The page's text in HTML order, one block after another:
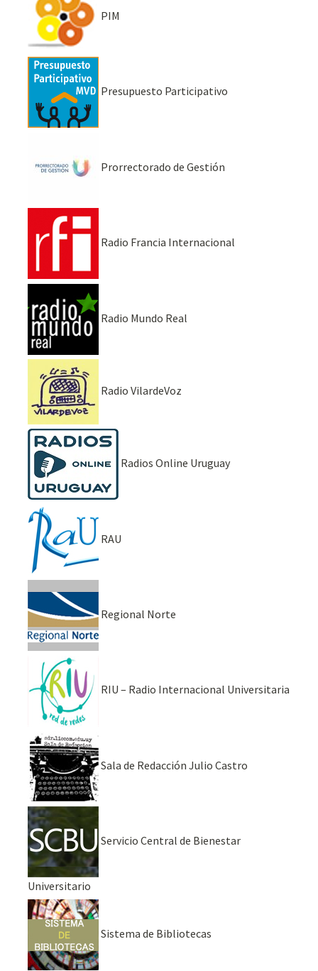
PIM
Presupuesto Participativo
Prorrectorado de Gestión
Radio Francia Internacional
Radio Mundo Real
Radio VilardeVoz
Radios Online Uruguay
RAU
Regional Norte
RIU – Radio Internacional Universitaria
Sala de Redacción Julio Castro
Servicio Central de Bienestar
Universitario
Sistema de Bibliotecas